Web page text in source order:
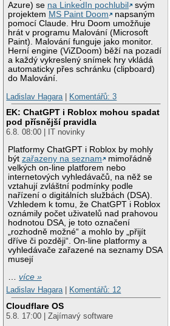
Azure) se na LinkedIn pochlubil
svým
projektem MS Paint Doom
napsaným
pomocí Claude. Hru Doom umožňuje
hrát v programu Malování (Microsoft
Paint). Malování funguje jako monitor.
Herní engine (ViZDoom) běží na pozadí
a každý vykreslený snímek hry vkládá
automaticky přes schránku (clipboard)
do Malování.
Ladislav Hagara
Komentářů: 3
EK: ChatGPT i Roblox mohou spadat
pod přísnější pravidla
6.8. 08:00 | IT novinky
Platformy ChatGPT i Roblox by mohly
býtzařazeny na seznam
mimořádně
velkých on-line platforem nebo
internetových vyhledávačů, na něž se
vztahují zvláštní podmínky podle
nařízení o digitálních službách (DSA).
Vzhledem k tomu, že ChatGPT i Roblox
oznámily počet uživatelů nad prahovou
hodnotou DSA, je toto označení
„rozhodně možné“ a mohlo by „přijít
dříve či později“. On-line platformy a
vyhledávače zařazené na seznamy DSA
musejí
…více »
Ladislav Hagara| Komentářů: 12
Cloudflare OS
5.8. 17:00 | Zajímavý software